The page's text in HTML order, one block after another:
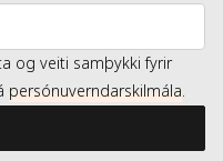
og veiti samþykki fyrir
persónuverndarskilmála.